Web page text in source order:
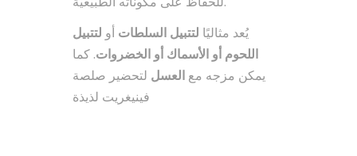
يُعد مثاليًا لتتبيل السلطات أو لتتبيل
اللحوم أو الأسماك أو الخضروات. كما
يمكن مزجه مع العسل لتحضير صلصة
فينيغريت لذيذة